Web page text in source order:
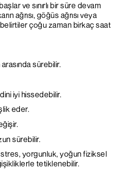
ve sınırlı bir süre devam
ağrısı, göğüs ağrısı veya
çoğu zaman birkaç saat
sürebilir.
iyi hissedebilir.
eder.
sürebilir.
yorgunluk, yoğun fiziksel
tetiklenebilir.